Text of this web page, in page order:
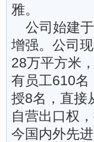
雅。
公司始建于
增强。公司
28万平方米
有员工610名
授8名，直接
自营出口权
今国内外先